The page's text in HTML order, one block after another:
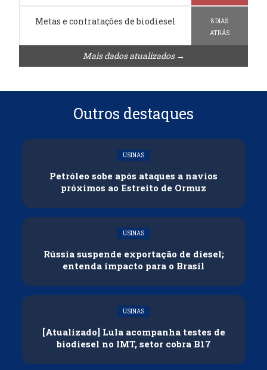
Metas e contratações de biodiesel
8 DIAS
ATRÁS
Mais dados atualizados →
Outros destaques
USINAS
Petróleo sobe após ataques a navios
próximos ao Estreito de Ormuz
USINAS
Rússia suspende exportação de diesel;
entenda impacto para o Brasil
USINAS
[Atualizado] Lula acompanha testes de
biodiesel no IMT, setor cobra B17